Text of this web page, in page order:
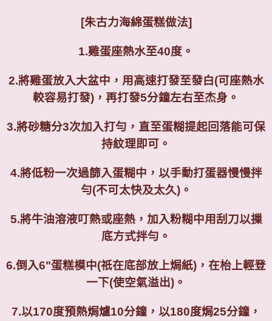
[朱古力海綿蛋糕做法]
1.雞蛋座熱水至40度。
2.將雞蛋放入大盆中，用高速打發至發白(可座熱水
較容易打發) ，再打發5分鐘左右至杰身。
3.將砂糖分3次加入打勻，直至蛋糊提起回落能可保
持紋理即可。
4.將低粉一次過篩入蛋糊中，以手動打蛋器慢慢拌
勻(不可太快及太久)。
5.將牛油溶液叮熱或座熱，加入粉糊中用刮刀以摷
底方式拌勻。
6.倒入6"蛋糕模中(祇在底部放上焗紙) ，在枱上輕登
一下(使空氣溢出) 。
7.以170度預熱焗爐10分鐘，以180度焗25分鐘，